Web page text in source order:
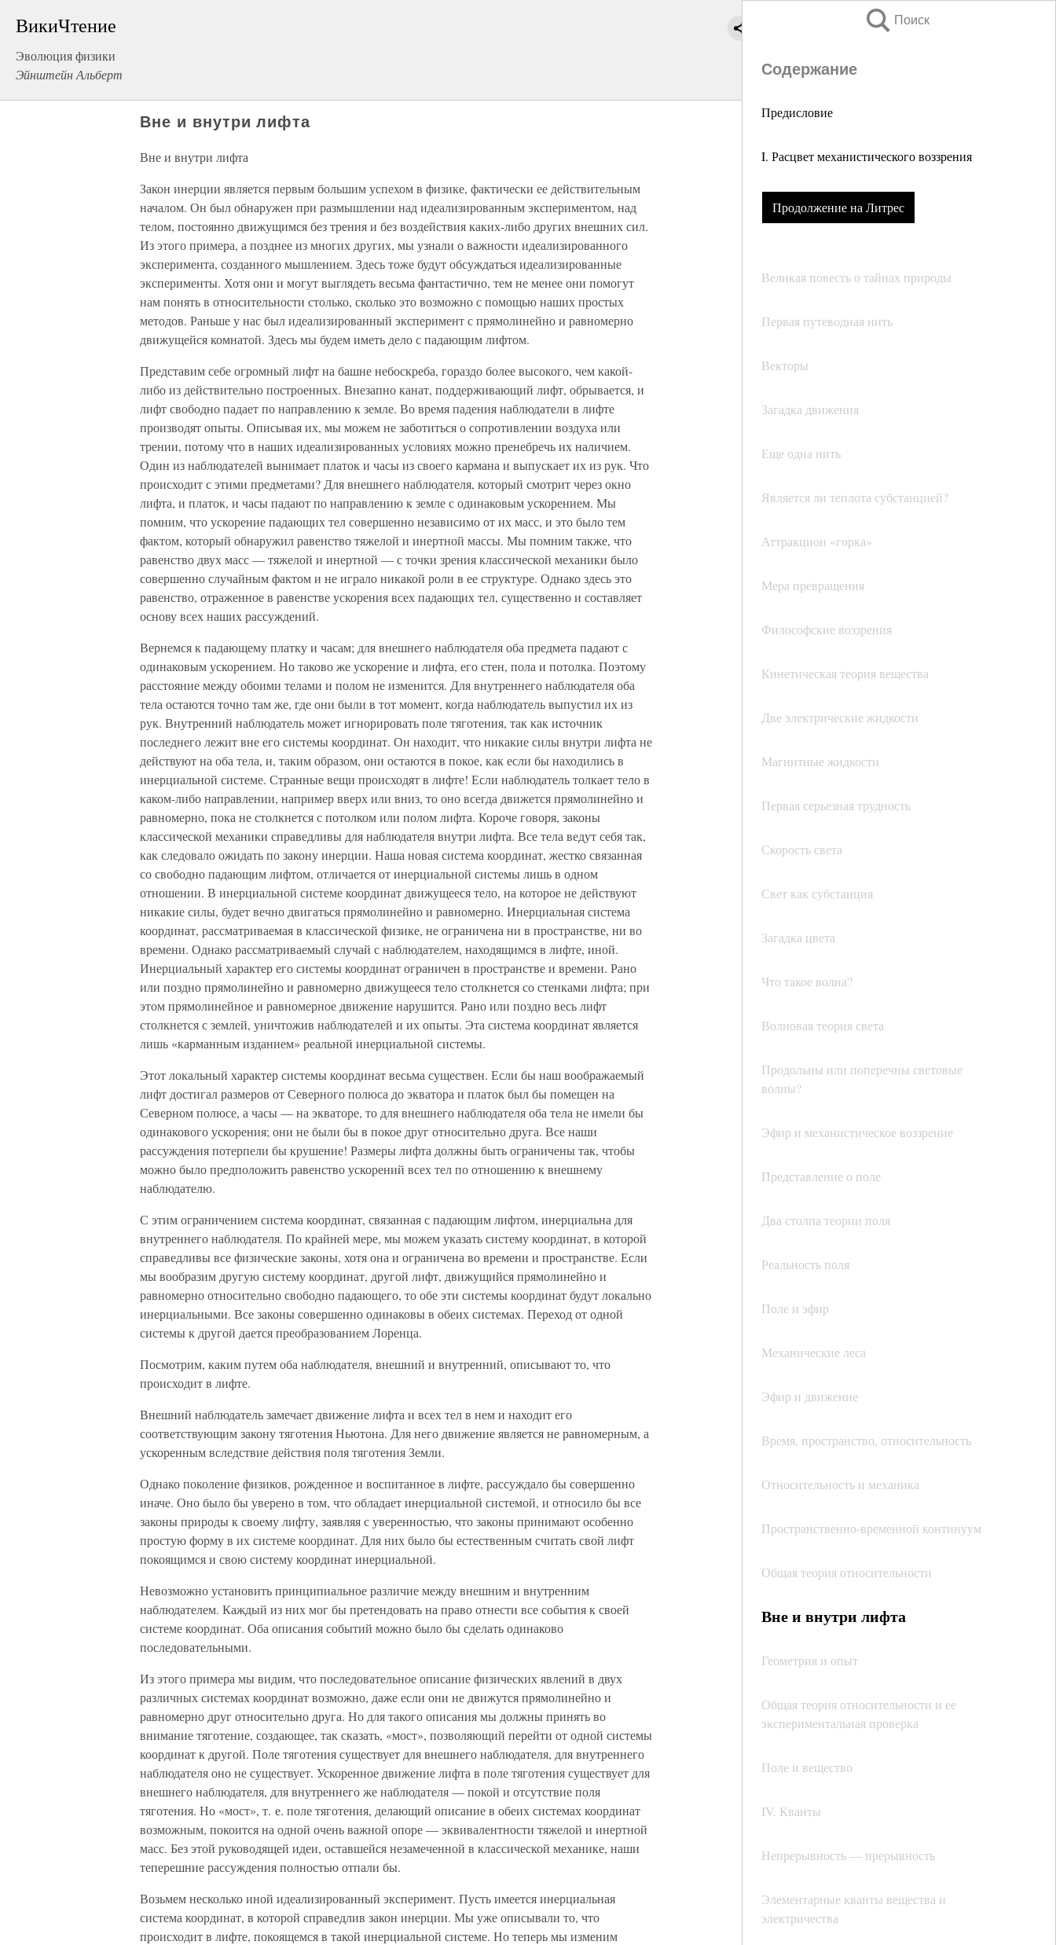
ВикиЧтение
Эволюция физики
Эйнштейн Альберт
Поиск
Содержание
Предисловие
I. Расцвет механистического воззрения
Продолжение на Литрес
Великая повесть о тайнах природы
Первая путеводная нить
Векторы
Загадка движения
Еще одна нить
Является ли теплота субстанцией?
Аттракцион «горка»
Мера превращения
Философские воззрения
Кинетическая теория вещества
Две электрические жидкости
Магнитные жидкости
Первая серьезная трудность
Скорость света
Свет как субстанция
Загадка цвета
Что такое волна?
Волновая теория света
Продольны или поперечны световые
волны?
Эфир и механистическое воззрение
Представление о поле
Два столпа теории поля
Реальность поля
Поле и эфир
Механические леса
Эфир и движение
Время, пространство, относительность
Относительность и механика
Пространственно-временной континуум
Общая теория относительности
Вне и внутри лифта
Геометрия и опыт
Общая теория относительности и ее
экспериментальная проверка
Поле и вещество
IV. Кванты
Непрерывность — прерывность
Элементарные кванты вещества и
электричества
Вне и внутри лифта
Вне и внутри лифта
Закон инерции является первым большим успехом в физике, фактически ее действительным
началом. Он был обнаружен при размышлении над идеализированным экспериментом, над
телом, постоянно движущимся без трения и без воздействия каких-либо других внешних сил.
Из этого примера, а позднее из многих других, мы узнали о важности идеализированного
эксперимента, созданного мышлением. Здесь тоже будут обсуждаться идеализированные
эксперименты. Хотя они и могут выглядеть весьма фантастично, тем не менее они помогут
нам понять в относительности столько, сколько это возможно с помощью наших простых
методов. Раньше у нас был идеализированный эксперимент с прямолинейно и равномерно
движущейся комнатой. Здесь мы будем иметь дело с падающим лифтом.
Представим себе огромный лифт на башне небоскреба, гораздо более высокого, чем какой-
либо из действительно построенных. Внезапно канат, поддерживающий лифт, обрывается, и
лифт свободно падает по направлению к земле. Во время падения наблюдатели в лифте
производят опыты. Описывая их, мы можем не заботиться о сопротивлении воздуха или
трении, потому что в наших идеализированных условиях можно пренебречь их наличием.
Один из наблюдателей вынимает платок и часы из своего кармана и выпускает их из рук. Что
происходит с этими предметами? Для внешнего наблюдателя, который смотрит через окно
лифта, и платок, и часы падают по направлению к земле с одинаковым ускорением. Мы
помним, что ускорение падающих тел совершенно независимо от их масс, и это было тем
фактом, который обнаружил равенство тяжелой и инертной массы. Мы помним также, что
равенство двух масс — тяжелой и инертной — с точки зрения классической механики было
совершенно случайным фактом и не играло никакой роли в ее структуре. Однако здесь это
равенство, отраженное в равенстве ускорения всех падающих тел, существенно и составляет
основу всех наших рассуждений.
Вернемся к падающему платку и часам; для внешнего наблюдателя оба предмета падают с
одинаковым ускорением. Но таково же ускорение и лифта, его стен, пола и потолка. Поэтому
расстояние между обоими телами и полом не изменится. Для внутреннего наблюдателя оба
тела остаются точно там же, где они были в тот момент, когда наблюдатель выпустил их из
рук. Внутренний наблюдатель может игнорировать поле тяготения, так как источник
последнего лежит вне его системы координат. Он находит, что никакие силы внутри лифта не
действуют на оба тела, и, таким образом, они остаются в покое, как если бы находились в
инерциальной системе. Странные вещи происходят в лифте! Если наблюдатель толкает тело в
каком-либо направлении, например вверх или вниз, то оно всегда движется прямолинейно и
равномерно, пока не столкнется с потолком или полом лифта. Короче говоря, законы
классической механики справедливы для наблюдателя внутри лифта. Все тела ведут себя так,
как следовало ожидать по закону инерции. Наша новая система координат, жестко связанная
со свободно падающим лифтом, отличается от инерциальной системы лишь в одном
отношении. В инерциальной системе координат движущееся тело, на которое не действуют
никакие силы, будет вечно двигаться прямолинейно и равномерно. Инерциальная система
координат, рассматриваемая в классической физике, не ограничена ни в пространстве, ни во
времени. Однако рассматриваемый случай с наблюдателем, находящимся в лифте, иной.
Инерциальный характер его системы координат ограничен в пространстве и времени. Рано
или поздно прямолинейно и равномерно движущееся тело столкнется со стенками лифта; при
этом прямолинейное и равномерное движение нарушится. Рано или поздно весь лифт
столкнется с землей, уничтожив наблюдателей и их опыты. Эта система координат является
лишь «карманным изданием» реальной инерциальной системы.
Этот локальный характер системы координат весьма существен. Если бы наш воображаемый
лифт достигал размеров от Северного полюса до экватора и платок был бы помещен на
Северном полюсе, а часы — на экваторе, то для внешнего наблюдателя оба тела не имели бы
одинакового ускорения; они не были бы в покое друг относительно друга. Все наши
рассуждения потерпели бы крушение! Размеры лифта должны быть ограничены так, чтобы
можно было предположить равенство ускорений всех тел по отношению к внешнему
наблюдателю.
С этим ограничением система координат, связанная с падающим лифтом, инерциальна для
внутреннего наблюдателя. По крайней мере, мы можем указать систему координат, в которой
справедливы все физические законы, хотя она и ограничена во времени и пространстве. Если
мы вообразим другую систему координат, другой лифт, движущийся прямолинейно и
равномерно относительно свободно падающего, то обе эти системы координат будут локально
инерциальными. Все законы совершенно одинаковы в обеих системах. Переход от одной
системы к другой дается преобразованием Лоренца.
Посмотрим, каким путем оба наблюдателя, внешний и внутренний, описывают то, что
происходит в лифте.
Внешний наблюдатель замечает движение лифта и всех тел в нем и находит его
соответствующим закону тяготения Ньютона. Для него движение является не равномерным, а
ускоренным вследствие действия поля тяготения Земли.
Однако поколение физиков, рожденное и воспитанное в лифте, рассуждало бы совершенно
иначе. Оно было бы уверено в том, что обладает инерциальной системой, и относило бы все
законы природы к своему лифту, заявляя с уверенностью, что законы принимают особенно
простую форму в их системе координат. Для них было бы естественным считать свой лифт
покоящимся и свою систему координат инерциальной.
Невозможно установить принципиальное различие между внешним и внутренним
наблюдателем. Каждый из них мог бы претендовать на право отнести все события к своей
системе координат. Оба описания событий можно было бы сделать одинаково
последовательными.
Из этого примера мы видим, что последовательное описание физических явлений в двух
различных системах координат возможно, даже если они не движутся прямолинейно и
равномерно друг относительно друга. Но для такого описания мы должны принять во
внимание тяготение, создающее, так сказать, «мост», позволяющий перейти от одной системы
координат к другой. Поле тяготения существует для внешнего наблюдателя, для внутреннего
наблюдателя оно не существует. Ускоренное движение лифта в поле тяготения существует для
внешнего наблюдателя, для внутреннего же наблюдателя — покой и отсутствие поля
тяготения. Но «мост», т. е. поле тяготения, делающий описание в обеих системах координат
возможным, покоится на одной очень важной опоре — эквивалентности тяжелой и инертной
масс. Без этой руководящей идеи, оставшейся незамеченной в классической механике, наши
теперешние рассуждения полностью отпали бы.
Возьмем несколько иной идеализированный эксперимент. Пусть имеется инерциальная
система координат, в которой справедлив закон инерции. Мы уже описывали то, что
происходит в лифте, покоящемся в такой инерциальной системе. Но теперь мы изменим